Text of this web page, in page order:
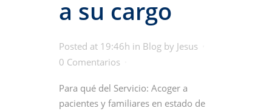
a su cargo
Posted at 19:46h in Blog by Jesus
0 Comentarios
Para qué del Servicio: Acoger a
pacientes y familiares en estado de